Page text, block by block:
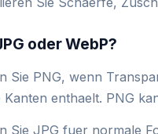
oder WebP?
Sie PNG, wenn
enthaelt. PNG
Sie JPG fuer normale